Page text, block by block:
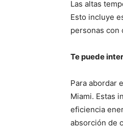
Las altas
Esto incluye
personas con
Te puede
Para abordar
Miami. Estas
eficiencia
absorción de